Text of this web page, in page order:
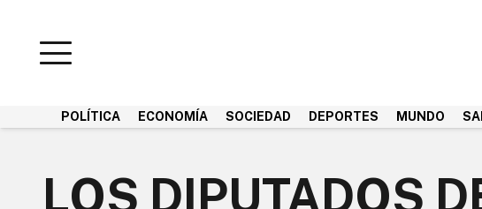
POLÍTICA ECONOMÍA SOCIEDAD DEPORTES MUNDO
LOS DIPUTADOS